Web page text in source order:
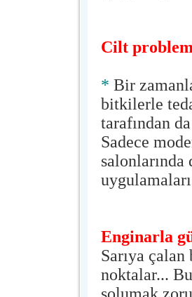
Cilt
* Bir
bitkilerle
tarafından
Sadece
Enginarla
Sarıya
noktalar...